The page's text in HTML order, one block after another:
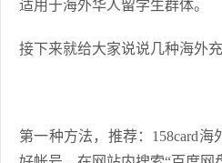
适用于海外华人留学生群体。
接下来就给大家说说几种海外
第一种方法，推荐： 158card海